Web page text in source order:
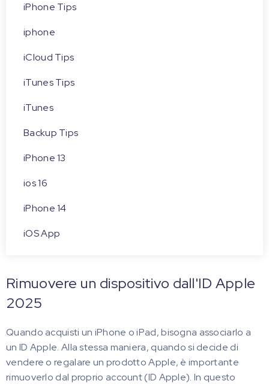
iPhone Tips
iphone
iCloud Tips
iTunes Tips
iTunes
Backup Tips
iPhone 13
ios 16
iPhone 14
iOS App
Rimuovere un dispositivo dall'ID Apple
2025
Quando acquisti un iPhone o iPad, bisogna associarlo a
un ID Apple. Alla stessa maniera, quando si decide di
vendere o regalare un prodotto Apple, è importante
rimuoverlo dal proprio account (ID Apple). In questo